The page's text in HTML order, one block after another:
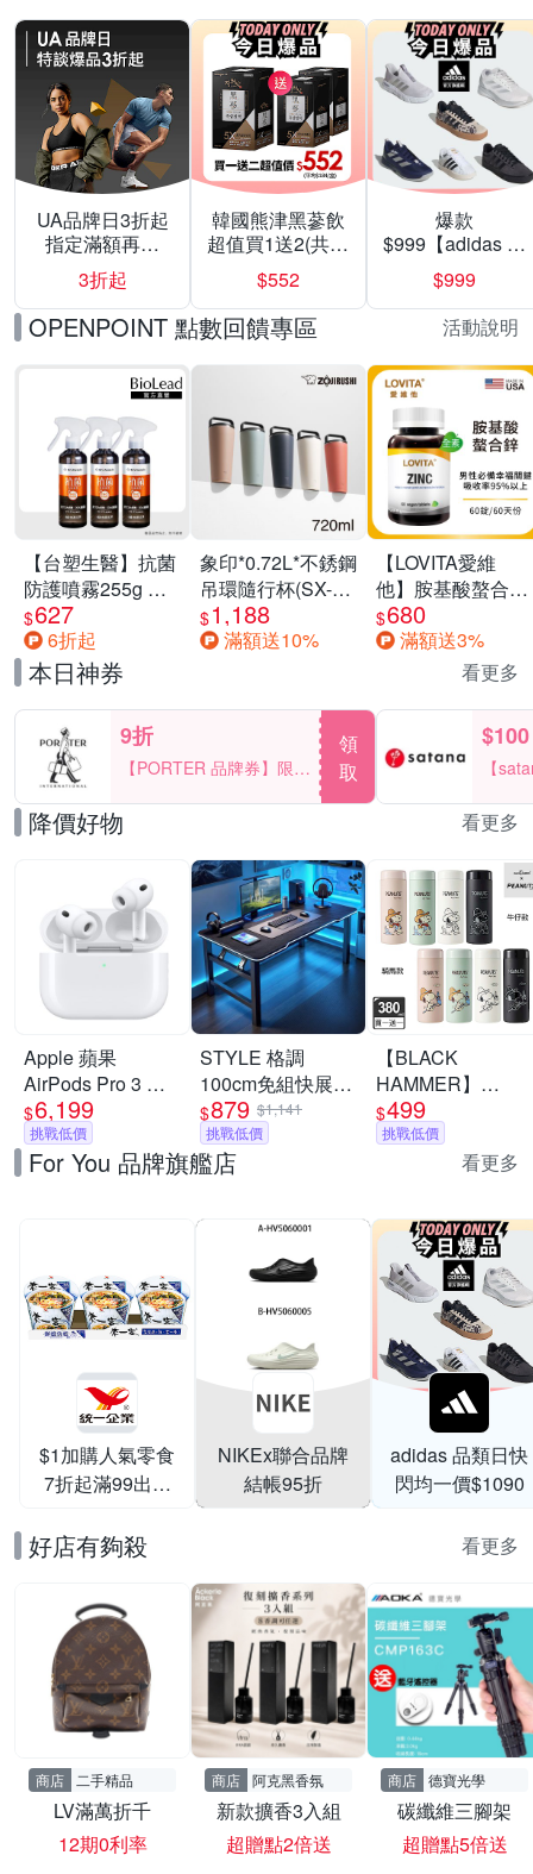
UA品牌日3折起
指定滿額再折
200
3折起
韓國熊津黑蔘飲
超值買1送2(共24
入組)
$552
爆款
$999【adidas 愛
迪達】男/女 精選
運動鞋休閒鞋 任
選均一價
$999
OPENPOINT 點數回饋專區 活動說明
【台塑生醫】抗菌
防護噴霧255g 三
入組
$627
6折起
象印*0.72L*不銹鋼
吊環隨行杯(SX-
LA72H)
$1,188
滿額送10%
【LOVITA愛維
他】胺基酸螯合鋅
x2瓶30mg素食錠
(鋅錠)
$680
滿額送3%
本日神券 看更多
9折
【PORTER 品牌券】限時
2天 滿2000享9折
領
取
$100
【
一件
降價好物 看更多
Apple 蘋果
AirPods Pro 3 主
動式降噪 藍芽耳機
原廠保固 公司貨
USB-C MagSafe
$6,199
挑戰低價
STYLE 格調
100cm免組快展
Inferno-X 戰影電
競桌/折疊桌/電腦
桌/書桌/辦公桌/學
$879 $1,141
挑戰低價
【BLACK
HAMMER】
Snoopy316不鏽鋼
迷你保溫口袋杯
380ml(附茶隔/8款
身保溫杯)(買1送1)
$499
挑戰低價
For You 品牌旗艦店 看更多
$1加購人氣零食
7折起滿99出貨
NIKEx聯合品牌
結帳95折
adidas 品類日快
閃均一價$1090
好店有夠殺 看更多
商店 二手精品
LV滿萬折千
12期0利率
商店 阿克黑香氛
新款擴香3入組
超贈點2倍送
商店 德寶光學
碳纖維三腳架
超贈點5倍送